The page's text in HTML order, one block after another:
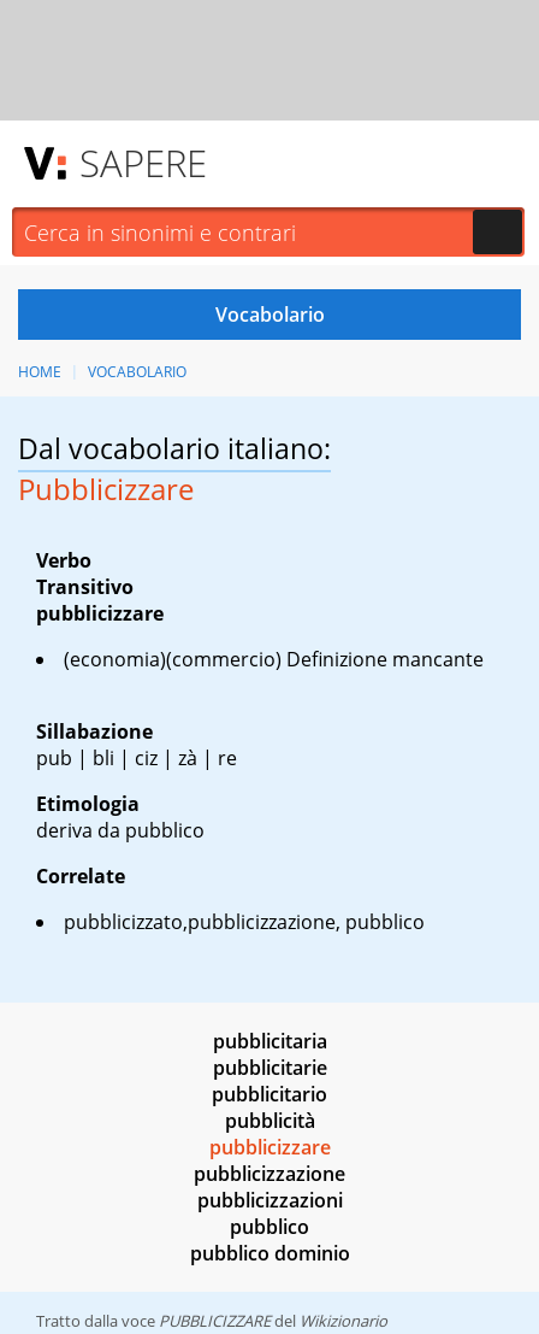
SAPERE
HOME VOCABOLARIO
Dal vocabolario italiano:
Pubblicizzare
Verbo
Transitivo
pubblicizzare
(economia)(commercio) Definizione mancante
Sillabazione
pub | bli | ciz | zà | re
Etimologia
deriva da pubblico
Correlate
pubblicizzato,pubblicizzazione, pubblico
pubblicitaria
pubblicitarie
pubblicitario
pubblicità
pubblicizzare
pubblicizzazione
pubblicizzazioni
pubblico
pubblico dominio
Tratto dalla voce PUBBLICIZZAREdel Wikizionario